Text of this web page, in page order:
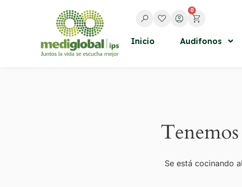
0
Inicio Audifonos
Se está cocinando